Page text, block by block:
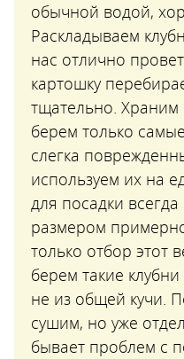
обычной водой,
Раскладываем
нас отлично
картошку
тщательно. Храним
берем только
слегка
используем их на
для посадки
размером
только отбор этот
берем такие
не из общей кучи.
сушим, но уже
бывает проблем с